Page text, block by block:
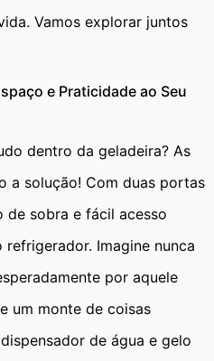
Vamos explorar juntos
e Praticidade ao Seu
dentro da geladeira? As
a solução! Com duas portas
de sobra e fácil acesso
Imagine nunca
por aquele
um monte de coisas
de água e gelo